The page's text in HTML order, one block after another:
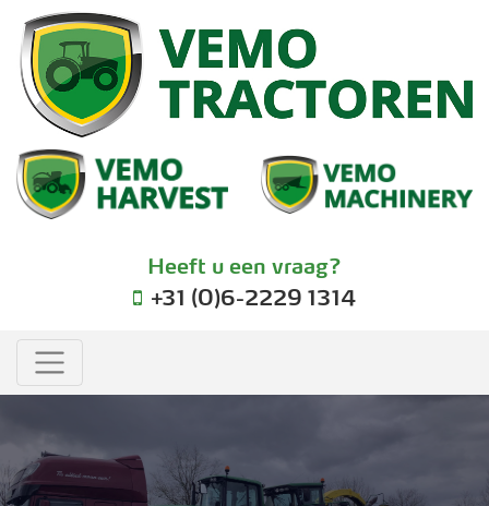
Heeft u een vraag?
+31 (0)6-2229 1314